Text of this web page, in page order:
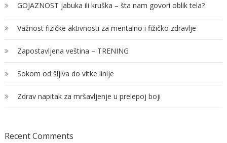
GOJAZNOST jabuka ili kruška – šta nam govori oblik tela?
Važnost fizičke aktivnosti za mentalno i fižičko zdravlje
Zapostavljena veština – TRENING
Sokom od šljiva do vitke linije
Zdrav napitak za mršavljenje u prelepoj boji
Recent Comments